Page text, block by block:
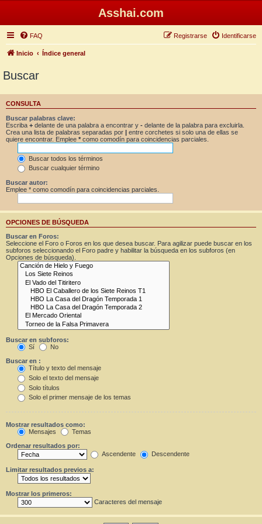
Asshai.com
FAQ Identificarse
Registrarse
Inicio Índice general
Buscar
CONSULTA
Buscar palabras clave:
Escriba + delante de una palabra a encontrar y - delante de la palabra para excluirla.
Crea una lista de palabras separadas por | entre corchetes si solo una de ellas se
quiere encontrar. Emplee * como comodín para coincidencias parciales.
Buscar todos los términos
Buscar cualquier término
Buscar autor:
Emplee * como comodín para coincidencias parciales.
OPCIONES DE BÚSQUEDA
Buscar en Foros:
Seleccione el Foro o Foros en los que desea buscar. Para agilizar puede buscar en los
subforos seleccionando el Foro padre y habilitar la búsqueda en los subforos (en
Opciones de búsqueda).
Buscar en subforos:
Sí
No
Buscar en :
Título y texto del mensaje
Solo el texto del mensaje
Solo títulos
Solo el primer mensaje de los temas
Mostrar resultados como:
Mensajes
Temas
Ordenar resultados por:
Ascendente
Descendente
Limitar resultados previos a:
Mostrar los primeros:
Caracteres del mensaje